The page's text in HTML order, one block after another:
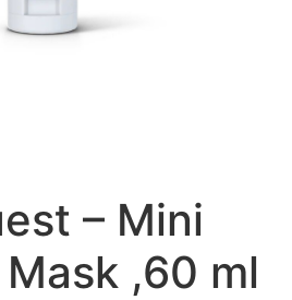
– Mini
,60 ml